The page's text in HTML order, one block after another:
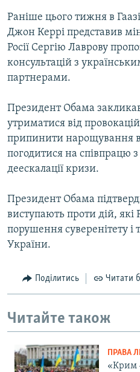
Раніше цього тижня в
Джон Керрі представив
Росії Сергію Лаврову
консультацій з
партнерами.
Президент Обама закликав
утриматися від
припинити нарощування
погодитися на співпрацю
деескалації кризи.
Президент Обама
виступають проти дій, які
порушення суверенітету і
України.
Поділитись Читати
Читайте також
ПРАВА
«Крим